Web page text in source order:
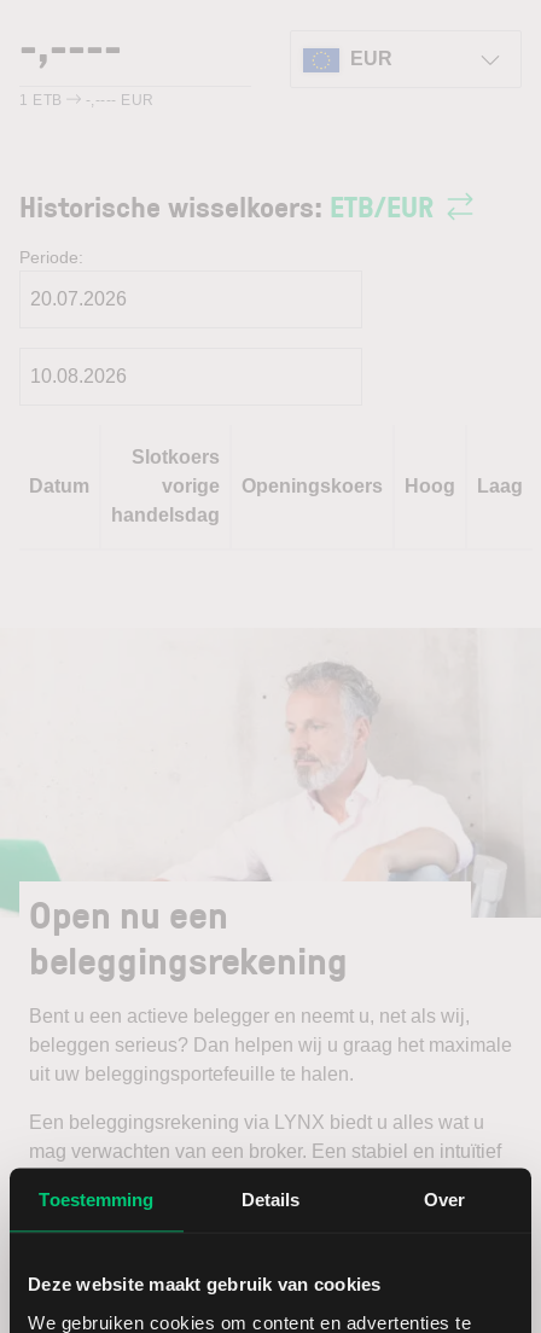
Toestemming Details Over
Deze website maakt gebruik van cookies
We gebruiken cookies om content en advertenties te
EUR
1 ETB -,---- EUR
Historische wisselkoers: ETB/EUR
Periode:
Datum
Slotkoers
vorige
handelsdag
Openingskoers Hoog Laag
Open nu een
beleggingsrekening
Bent u een actieve belegger en neemt u, net als wij,
beleggen serieus? Dan helpen wij u graag het maximale
uit uw beleggingsportefeuille te halen.
Een beleggingsrekening via LYNX biedt u alles wat u
mag verwachten van een broker. Een stabiel en intuïtief
uitgebreid aanbod van beleggingsproducten en
beurzen.
Open een beleggingsrekening